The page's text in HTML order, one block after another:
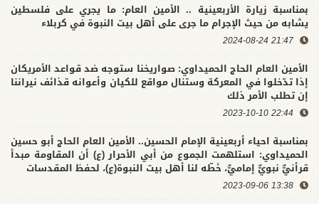
بمناسبة زيارة الأربعينية .. الأمين العام: ما يجري على فلسطين
يشابه من حيث الإجرام ما جرى على أهل بيت النبوة في كربلاء
21:47 2024-08-24
الأمين العام الحاج الحميداوي: صواريخنا ستوجه ضد قواعد الأمريكان
إذا تدّخلوا في المعركة وستنال مواقع للكيان وأعوانه قذائف نيراننا
إن تطلب الأمر ذلك
22:44 2023-10-10
بمناسبة احياء أربعينية الإمام الحسين.. الأمين العام الحاج أبو حسين
الحميداوي: استلهمت الجموع من أبي الأحرار (ع) أن المقاومة مبدأ
قرأنيٌّ نبويٌّ إماميٌّ، خَطّه لنا أهل بيت النبوة(ع)، لحفظ المقدسات
13:38 2023-09-06